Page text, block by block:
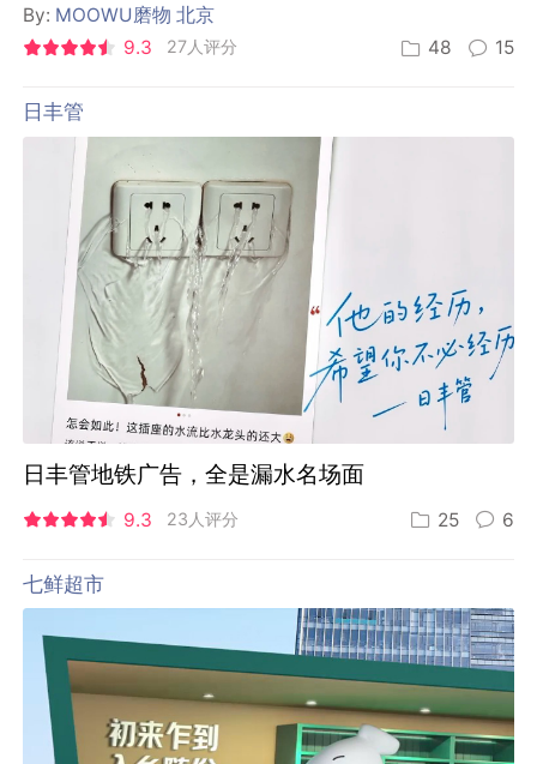
By: MOOWU磨物 北京
9.3
27人评分 48 15
日丰管
日丰管地铁广告，全是漏水名场面
9.3 23人评分 25 6
七鲜超市